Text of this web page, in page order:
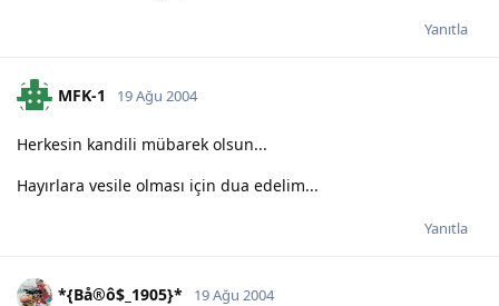
Yanıtla
MFK-1 19 Ağu 2004
Herkesin kandili mübarek olsun...
Hayırlara vesile olması için dua edelim...
Yanıtla
*{Bå®ô$_1905}* 19 Ağu 2004